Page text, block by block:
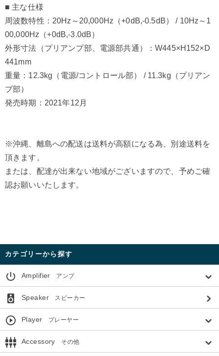
■ 主な仕様
周波数特性：20Hz～20,000Hz（+0dB,-0.5dB） / 10Hz～1
00,000Hz（+0dB,-3.0dB）
外形寸法（プリアンプ部、電源部共通）：W445×H152×D
441mm
重量：12.3kg（電源/コントロール部） / 11.3kg（プリアン
プ部）
発売時期：2021年12月
※沖縄、離島への配送は送料が高額になる為、別途送料を
頂きます。
または、配達が出来ない地域がございますので、予めご確
認お願いいたします。
カテゴリーから探す
power_settings_new Amplifier アンプ
speaker Speakerスピーカー
play_circle_outline Player プレーヤー
settings_input_component Accessory その他